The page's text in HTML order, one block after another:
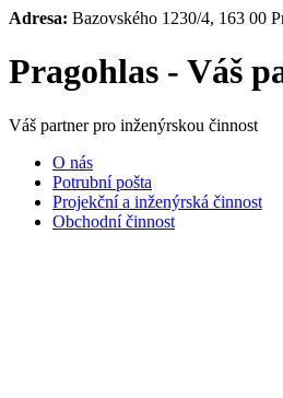
Adresa: Bazovského 1230/4, 163 00
Pragohlas - Váš
Váš partner pro inženýrskou činnost
O nás
Potrubní pošta
Projekční a inženýrská činnost
Obchodní činnost